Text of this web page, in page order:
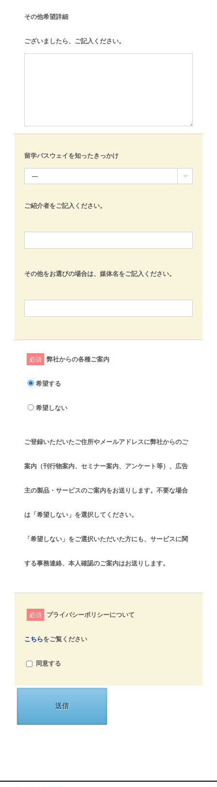
その他希望詳細
ございましたら、ご記入ください。
留学パスウェイを知ったきっかけ

ご紹介者をご記入ください。
その他をお選びの場合は、媒体名をご記入ください。
必須 弊社からの各種ご案内
希望する
希望しない
ご登録いただいたご住所やメールアドレスに弊社からのご
案内（刊行物案内、セミナー案内、アンケート等）、広告
主の製品・サービスのご案内をお送りします。不要な場合
は「希望しない」を選択してください。
「希望しない」をご選択いただいた方にも、サービスに関
する事務連絡、本人確認のご案内はお送りします。
必須 プライバシーポリシーについて
こちらをご覧ください
同意する